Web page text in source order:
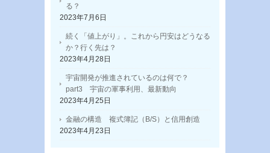
る？
2023年7月6日
続く「値上がり」。これから円安はどうなる
か？行く先は？
2023年4月28日
宇宙開発が推進されているのは何で？
part3 宇宙の軍事利用、最新動向
2023年4月25日
金融の構造 複式簿記（B/S）と信用創造
2023年4月23日